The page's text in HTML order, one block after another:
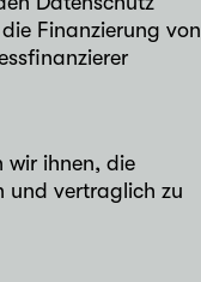
Finanzierung von
wir ihnen, die
und vertraglich zu